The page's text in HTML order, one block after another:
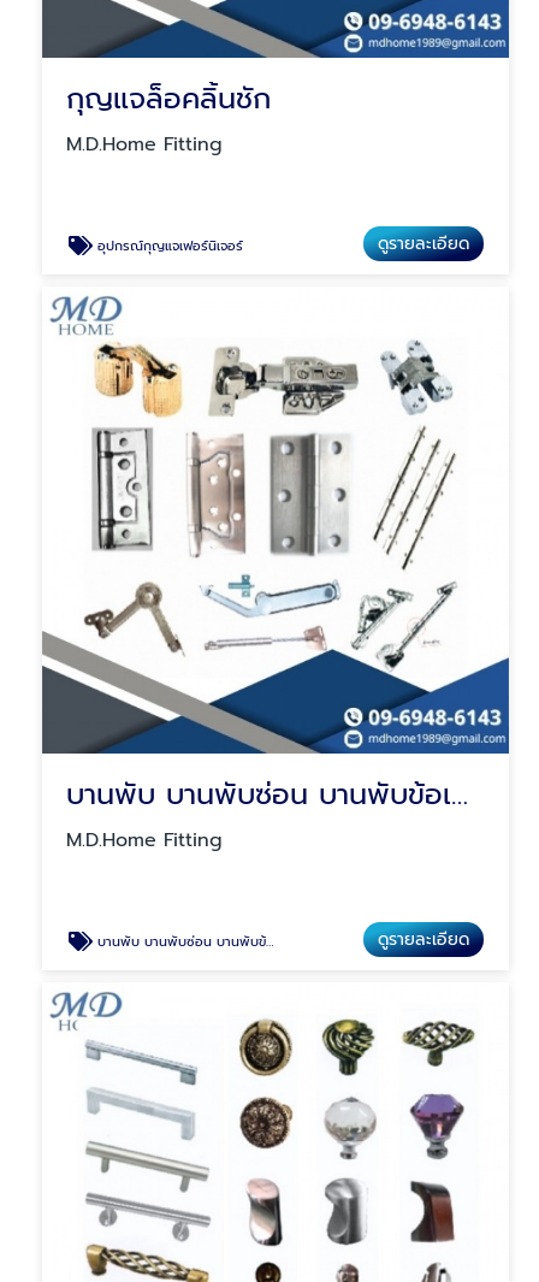
กุญแจล็อคลิ้นชัก
M.D.Home Fitting
อุปกรณ์กุญแจเฟอร์นิเจอร์ ดูรายละเอียด
บานพับ บานพับซ่อน บานพับข้อเสือ บานพับถ้วย
M.D.Home Fitting
บานพับ บานพับซ่อน บานพับข้อเสือ บานพับถ้วย ดูรายละเอียด